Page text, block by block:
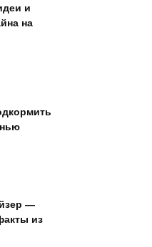
и
на
—
из